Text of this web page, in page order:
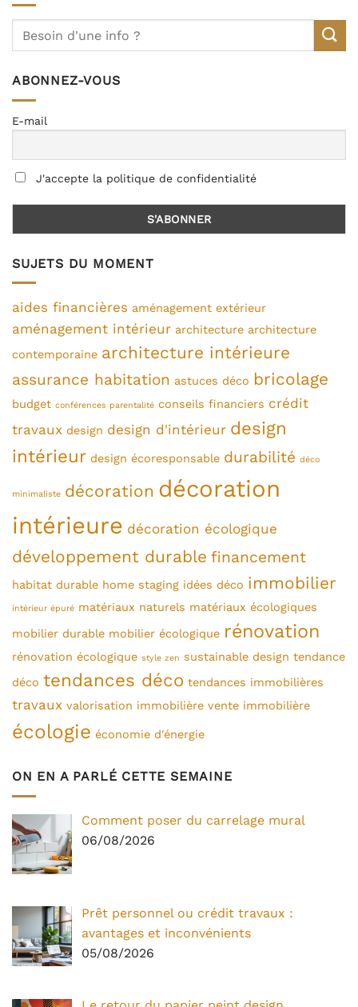
ABONNEZ-VOUS
E-mail
J'accepte la politique de confidentialité
SUJETS DU MOMENT
aides financières aménagement extérieur
aménagement intérieur architecture architecture
contemporaine architecture intérieure
assurance habitation astuces déco bricolage
budget conférences parentalité conseils financiers crédit
travaux design design d'intérieur design
intérieur design écoresponsable durabilité déco
minimaliste décoration décoration
intérieure décoration écologique
développement durable financement
habitat durable home staging idées déco immobilier
intérieur épuré matériaux naturels matériaux écologiques
mobilier durable mobilier écologique rénovation
rénovation écologique style zen sustainable design tendance
déco tendances déco tendances immobilières
travaux valorisation immobilière vente immobilière
écologie économie d'énergie
ON EN A PARLÉ CETTE SEMAINE
Comment poser du carrelage mural
06/08/2026
Prêt personnel ou crédit travaux :
avantages et inconvénients
05/08/2026